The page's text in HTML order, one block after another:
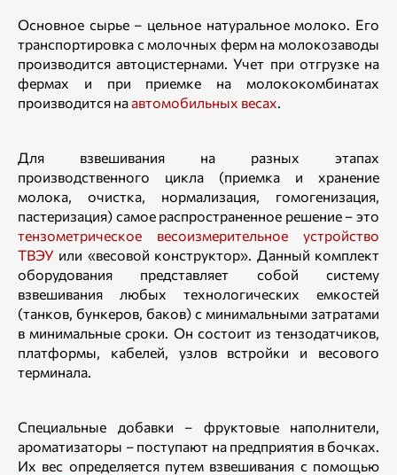
Основное сырье – цельное натуральное молоко. Его
транспортировка с молочных ферм на молокозаводы
производится автоцистернами. Учет при отгрузке на
фермах и при приемке на молококомбинатах
производится на автомобильных весах.
Для взвешивания на разных этапах
производственного цикла (приемка и хранение
молока, очистка, нормализация, гомогенизация,
пастеризация) самое распространенное решение – это
тензометрическое весоизмерительное устройство
ТВЭУ или «весовой конструктор». Данный комплект
оборудования представляет собой систему
взвешивания любых технологических емкостей
(танков, бункеров, баков) с минимальными затратами
в минимальные сроки. Он состоит из тензодатчиков,
платформы, кабелей, узлов встройки и весового
терминала.
Специальные добавки – фруктовые наполнители,
ароматизаторы – поступают на предприятия в бочках.
Их вес определяется путем взвешивания с помощью